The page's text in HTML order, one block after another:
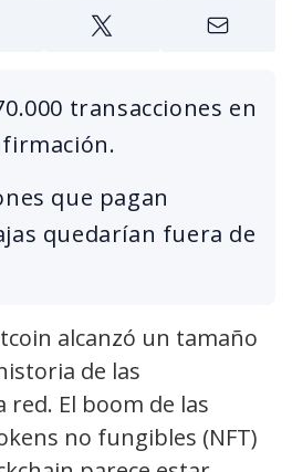
transacciones en
que pagan
quedarían fuera de
alcanzó un tamaño
de las
red. El boom de las
no fungibles (NFT)